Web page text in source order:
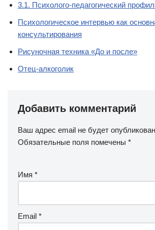
3.1. Психолого-педагогический
Психологическое интервью как
консультирования
Рисуночная техника «До и после»
Отец-алкоголик
Добавить комментарий
Ваш адрес email не будет
Обязательные поля помечены *
Имя *
Email *